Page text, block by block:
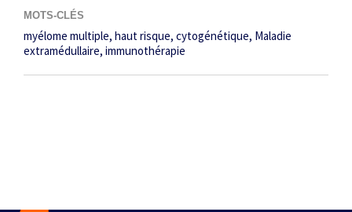
MOTS-CLÉS
myélome multiple haut risque cytogénétique Maladie
extramédullaire immunothérapie